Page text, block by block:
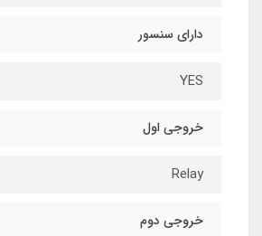
دارای سنسور
YES
خروجی اول
Relay
خروجی دوم